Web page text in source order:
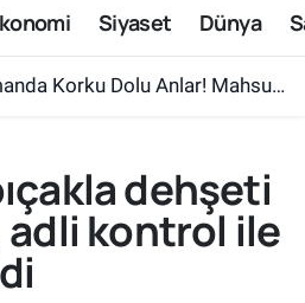
Siyaset Dünya
Dolu Anlar! Mahsur Kalanlar Kurtarıldı
dehşeti
adli kontrol ile
ve Fikstür